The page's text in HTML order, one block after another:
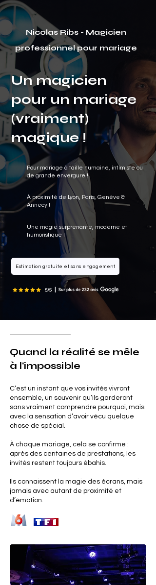
Nicolas Ribs - Magicien
professionnel pour mariage
Un magicien
pour un mariage
(vraiment)
magique !
Pour mariage à taille humaine, intimiste ou
de grande envergure !
À proximité de Lyon, Paris, Genève &
Annecy !
Une magie surprenante, moderne et
humoristique !
Estimation gratuite et sans engagement
Quand la réalité se mêle
à l'impossible
C’est un instant que vos invités vivront
ensemble, un souvenir qu’ils garderont
sans vraiment comprendre pourquoi, mais
avec la sensation d’avoir vécu quelque
chose de spécial.
À chaque mariage, cela se confirme :
après des centaines de prestations, les
invités restent toujours ébahis.
Ils connaissent la magie des écrans, mais
jamais avec autant de proximité et
d’émotion.